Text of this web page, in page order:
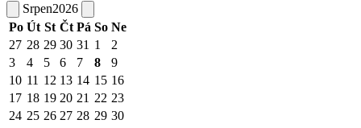
Srpen2026
Po Út St Čt Pá So Ne
27 28 29 30 31 1
2
3
4 5 6 7 8
9
10 11 12 13 14 15 16
17 18 19 20 21 22 23
24 25 26 27 28 29 30